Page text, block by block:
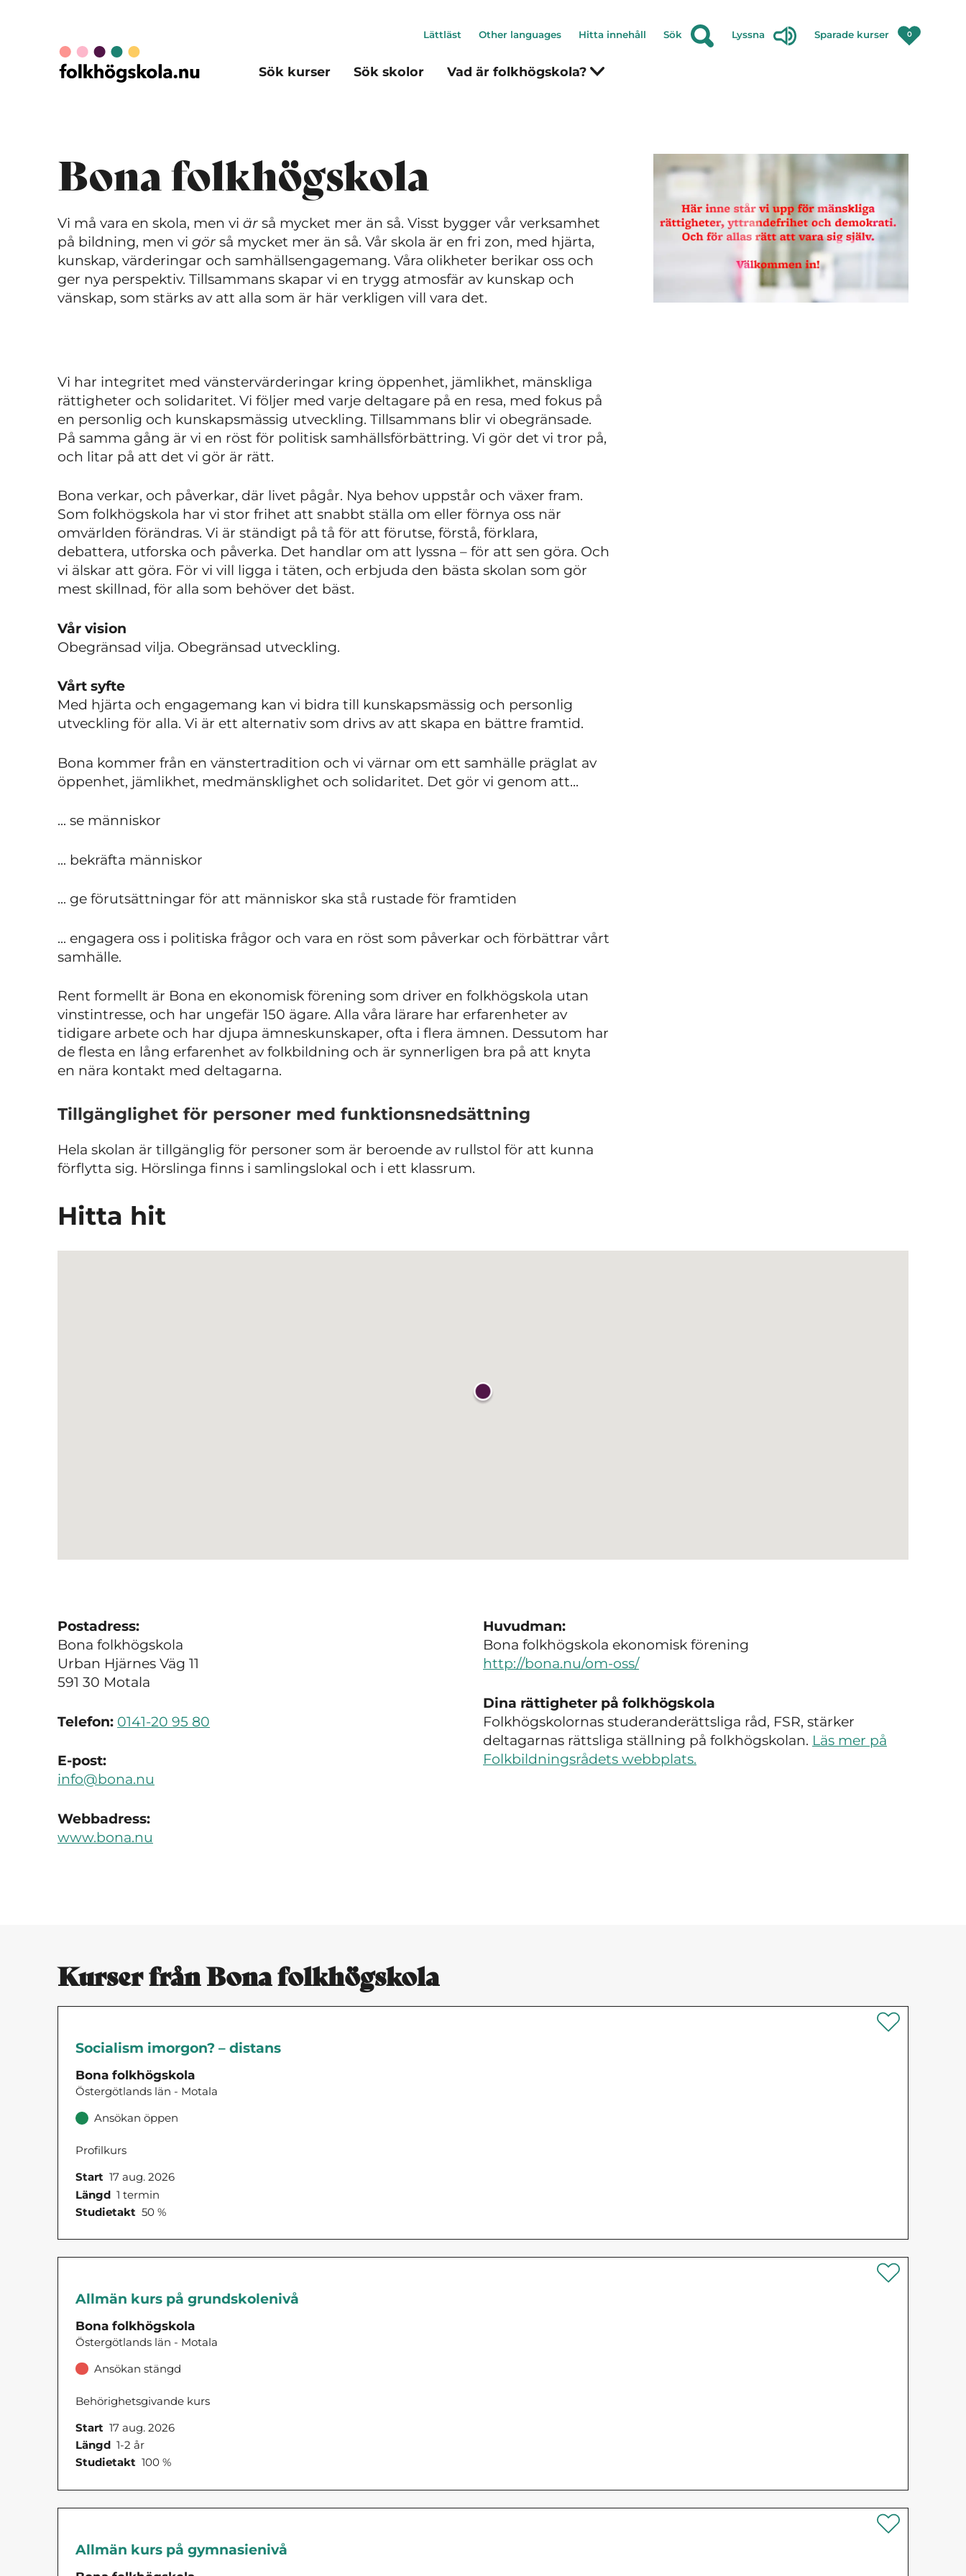
Sök kurser Sök skolor Vad är folkhögskola?
Lättläst Other languages Hitta innehåll Sök Lyssna Sparade kurser 0
Bona folkhögskola
Vi må vara en skola, men vi är så mycket mer än så. Visst bygger vår verksamhet
på bildning, men vi gör så mycket mer än så. Vår skola är en fri zon, med hjärta,
kunskap, värderingar och samhällsengagemang. Våra olikheter berikar oss och
ger nya perspektiv. Tillsammans skapar vi en trygg atmosfär av kunskap och
vänskap, som stärks av att alla som är här verkligen vill vara det.
Vi har integritet med vänstervärderingar kring öppenhet, jämlikhet, mänskliga
rättigheter och solidaritet. Vi följer med varje deltagare på en resa, med fokus på
en personlig och kunskapsmässig utveckling. Tillsammans blir vi obegränsade.
På samma gång är vi en röst för politisk samhällsförbättring. Vi gör det vi tror på,
och litar på att det vi gör är rätt.
Bona verkar, och påverkar, där livet pågår. Nya behov uppstår och växer fram.
Som folkhögskola har vi stor frihet att snabbt ställa om eller förnya oss när
omvärlden förändras. Vi är ständigt på tå för att förutse, förstå, förklara,
debattera, utforska och påverka. Det handlar om att lyssna – för att sen göra. Och
vi älskar att göra. För vi vill ligga i täten, och erbjuda den bästa skolan som gör
mest skillnad, för alla som behöver det bäst.
Vår vision
Obegränsad vilja. Obegränsad utveckling.
Vårt syfte
Med hjärta och engagemang kan vi bidra till kunskapsmässig och personlig
utveckling för alla. Vi är ett alternativ som drivs av att skapa en bättre framtid.
Bona kommer från en vänstertradition och vi värnar om ett samhälle präglat av
öppenhet, jämlikhet, medmänsklighet och solidaritet. Det gör vi genom att...
... se människor
... bekräfta människor
... ge förutsättningar för att människor ska stå rustade för framtiden
... engagera oss i politiska frågor och vara en röst som påverkar och förbättrar vårt
samhälle.
Rent formellt är Bona en ekonomisk förening som driver en folkhögskola utan
vinstintresse, och har ungefär 150 ägare. Alla våra lärare har erfarenheter av
tidigare arbete och har djupa ämneskunskaper, ofta i flera ämnen. Dessutom har
de flesta en lång erfarenhet av folkbildning och är synnerligen bra på att knyta
en nära kontakt med deltagarna.
Tillgänglighet för personer med funktionsnedsättning
Hela skolan är tillgänglig för personer som är beroende av rullstol för att kunna
förflytta sig. Hörslinga finns i samlingslokal och i ett klassrum.
Hitta hit
Postadress:
Bona folkhögskola
Urban Hjärnes Väg 11
591 30 Motala
Telefon: 0141-20 95 80
E-post:
info@bona.nu
Webbadress:
www.bona.nu
Huvudman:
Bona folkhögskola ekonomisk förening
http://bona.nu/om-oss/
Dina rättigheter på folkhögskola
Folkhögskolornas studeranderättsliga råd, FSR, stärker
deltagarnas rättsliga ställning på folkhögskolan. Läs mer på
Folkbildningsrådets webbplats.
Kurser från Bona folkhögskola
Socialism imorgon? – distans
Bona folkhögskola
Östergötlands län - Motala
Ansökan öppen
Profilkurs
Start 17 aug. 2026
Längd 1 termin
Studietakt 50 %
Allmän kurs på grundskolenivå
Bona folkhögskola
Östergötlands län - Motala
Ansökan stängd
Behörighetsgivande kurs
Start 17 aug. 2026
Längd 1-2 år
Studietakt 100 %
Allmän kurs på gymnasienivå